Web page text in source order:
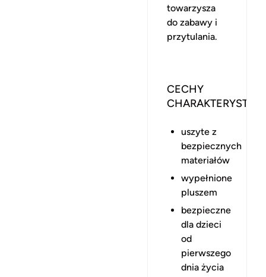
towarzysza
do zabawy i
przytulania.
CECHY
uszyte z
bezpiecznych
materiałów
wypełnione
pluszem
bezpieczne
dla dzieci
od
pierwszego
dnia życia